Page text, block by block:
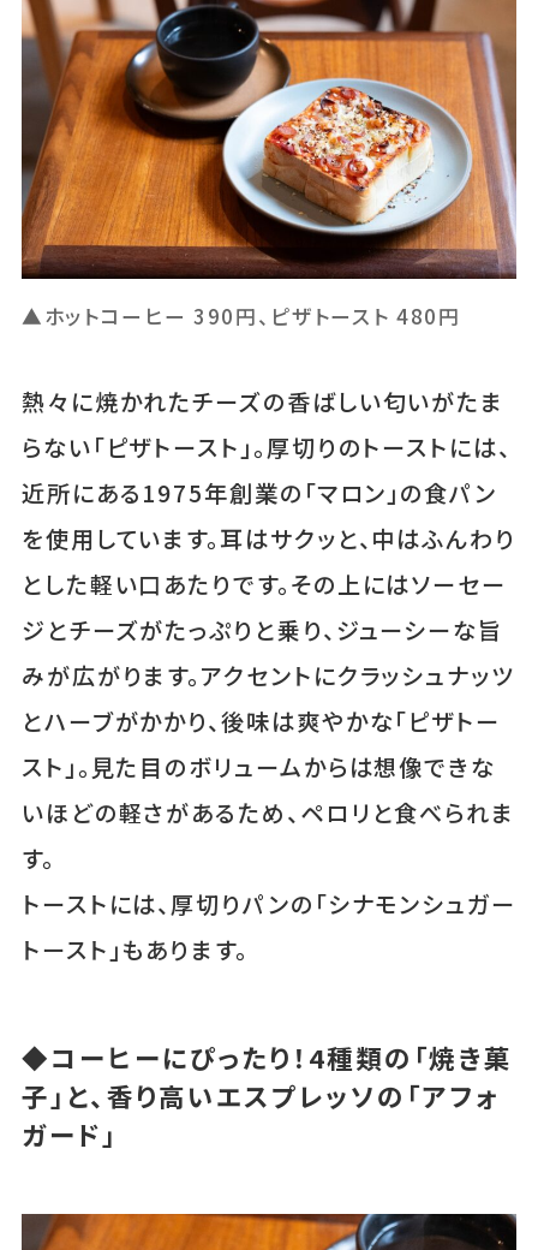
▲ホットコーヒー 390円、ピザトースト 480円
熱々に焼かれたチーズの香ばしい匂いがたま
らない「ピザトースト」。厚切りのトーストには、
近所にある1975年創業の「マロン」の食パン
を使用しています。耳はサクッと、中はふんわり
とした軽い口あたりです。その上にはソーセー
ジとチーズがたっぷりと乗り、ジューシーな旨
みが広がります。アクセントにクラッシュナッツ
とハーブがかかり、後味は爽やかな「ピザトー
スト」。見た目のボリュームからは想像できな
いほどの軽さがあるため、ペロリと食べられま
す。
トーストには、厚切りパンの「シナモンシュガー
トースト」もあります。
◆コーヒーにぴったり！4種類の「焼き菓
子」と、香り高いエスプレッソの「アフォ
ガード」